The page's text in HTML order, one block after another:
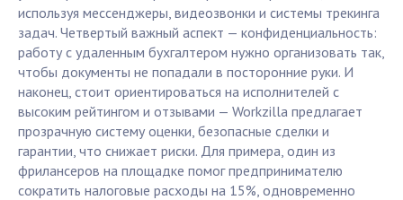
используя мессенджеры, видеозвонки и системы трекинга
задач. Четвертый важный аспект — конфиденциальность:
работу с удаленным бухгалтером нужно организовать так,
чтобы документы не попадали в посторонние руки. И
наконец, стоит ориентироваться на исполнителей с
высоким рейтингом и отзывами — Workzilla предлагает
прозрачную систему оценки, безопасные сделки и
гарантии, что снижает риски. Для примера, один из
фрилансеров на площадке помог предпринимателю
сократить налоговые расходы на 15%, одновременно